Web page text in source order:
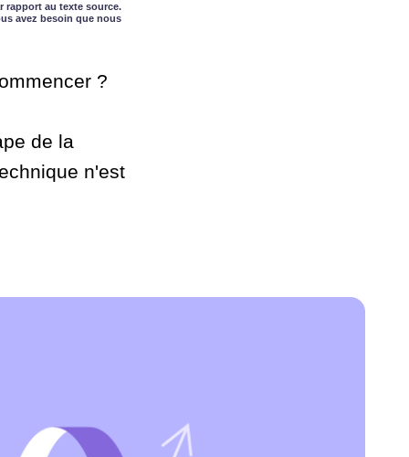
rapport au texte source.
avez besoin que nous
?
de la
n'est